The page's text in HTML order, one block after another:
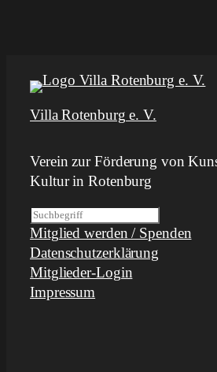
Villa Rotenburg e. V.
Verein zur Förderung von
Kultur in Rotenburg
S
u
c
h
e
Mitglied werden / Spenden
Datenschutzerklärung
Mitglieder-Login
Impressum